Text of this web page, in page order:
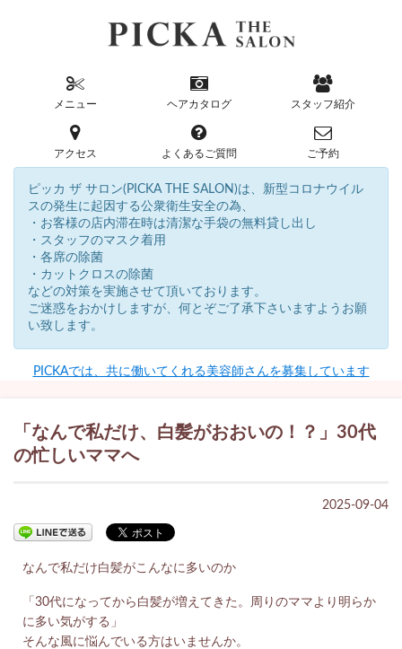
メニュー ヘアカタログ スタッフ紹介
アクセス よくあるご質問 ご予約
ピッカ ザ サロン(PICKA THE SALON)は、新型コロナウイル
スの発生に起因する公衆衛生安全の為、
・お客様の店内滞在時は清潔な手袋の無料貸し出し
・スタッフのマスク着用
・各席の除菌
・カットクロスの除菌
などの対策を実施させて頂いております。
ご迷惑をおかけしますが、何とぞご了承下さいますようお願
い致します。
PICKAでは、共に働いてくれる美容師さんを募集しています
「なんで私だけ、白髪がおおいの！？」30代
の忙しいママへ
2025-09-04
なんで私だけ白髪がこんなに多いのか
「30代になってから白髪が増えてきた。周りのママより明らか
に多い気がする」
そんな風に悩んでいる方はいませんか。